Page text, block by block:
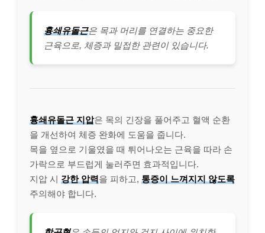
흉쇄유돌근은 목과 머리를 연결하는 중요한
근육으로, 체증과 밀접한 관련이 있습니다.
흉쇄유돌근 지압은 목의 긴장을 풀어주고 혈액 순환
을 개선하여 체증 완화에 도움을 줍니다.
목을 옆으로 기울였을 때 튀어나오는 근육을 따라 손
가락으로 부드럽게 눌러주면 효과적입니다.
지압 시 강한 압력을 피하고, 통증이 느껴지지 않도록
주의해야 합니다.